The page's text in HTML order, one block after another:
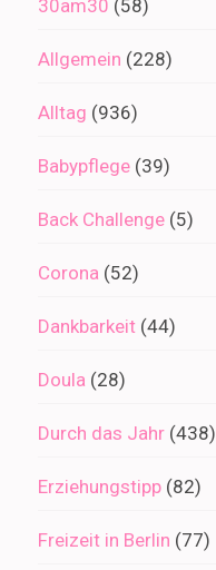
30am30 (58)
Allgemein (228)
Alltag (936)
Babypflege (39)
Back Challenge (5)
Corona (52)
Dankbarkeit (44)
Doula (28)
Durch das Jahr (438)
Erziehungstipp (82)
Freizeit in Berlin (77)